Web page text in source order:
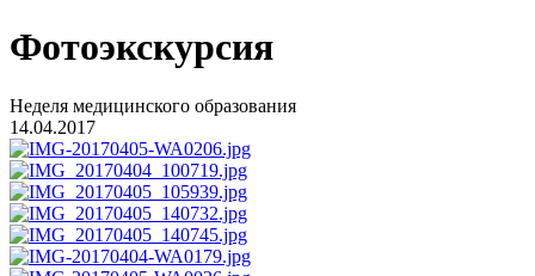
Фотоэкскурсия
Неделя медицинского образования
14.04.2017